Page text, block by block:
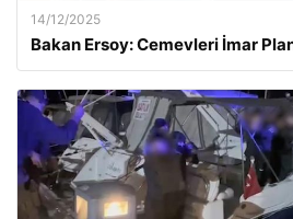
14/12/2025
Bakan Ersoy: Cemevleri İmar